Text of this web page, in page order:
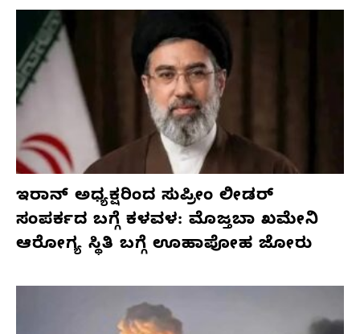
ಇರಾನ್ ಅಧ್ಯಕ್ಷರಿಂದ ಸುಪ್ರೀಂ ಲೀಡರ್
ಸಂಪರ್ಕದ ಬಗ್ಗೆ ಕಳವಳ: ಮೊಜ್ತಬಾ ಖಮೇನಿ
ಆರೋಗ್ಯ ಸ್ಥಿತಿ ಬಗ್ಗೆ ಊಹಾಪೋಹ ಜೋರು